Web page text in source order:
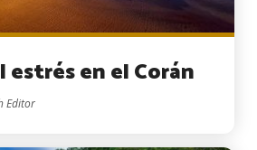
estrés en el Corán
Editor